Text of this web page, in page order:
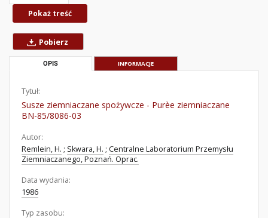
Pokaż treść
Pobierz
OPIS INFORMACJE
Tytuł:
Susze ziemniaczane spożywcze - Purèe ziemniaczane
BN-85/8086-03
Autor:
Remlein, H. ; Skwara, H. ; Centralne Laboratorium Przemysłu
Ziemniaczanego, Poznań. Oprac.
Data wydania:
1986
Typ zasobu: